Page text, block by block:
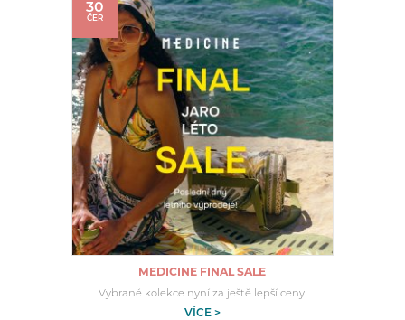
30
ČER
MEDICINE FINAL SALE
Vybrané kolekce nyní za ještě lepší ceny.
VÍCE >